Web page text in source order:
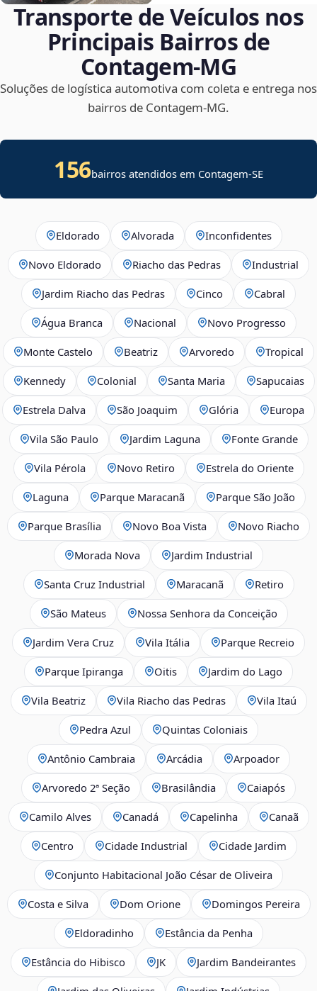
Transporte de Veículos nos
Principais Bairros de
Contagem‑MG
Soluções de logística automotiva com coleta e entrega nos
bairros de Contagem‑MG.
156bairros atendidos em Contagem-SE
Eldorado Alvorada Inconfidentes
Novo Eldorado Riacho das Pedras Industrial
Jardim Riacho das Pedras Cinco Cabral
Água Branca Nacional Novo Progresso
Monte Castelo Beatriz Arvoredo Tropical
Kennedy Colonial Santa Maria Sapucaias
Estrela Dalva São Joaquim Glória Europa
Vila São Paulo Jardim Laguna Fonte Grande
Vila Pérola Novo Retiro Estrela do Oriente
Laguna Parque Maracanã Parque São João
Parque Brasília Novo Boa Vista Novo Riacho
Morada Nova Jardim Industrial
Santa Cruz Industrial Maracanã Retiro
São Mateus Nossa Senhora da Conceição
Jardim Vera Cruz Vila Itália Parque Recreio
Parque Ipiranga Oitis Jardim do Lago
Vila Beatriz Vila Riacho das Pedras Vila Itaú
Pedra Azul Quintas Coloniais
Antônio Cambraia Arcádia Arpoador
Arvoredo 2ª Seção Brasilândia Caiapós
Camilo Alves Canadá Capelinha Canaã
Centro Cidade Industrial Cidade Jardim
Conjunto Habitacional João César de Oliveira
Costa e Silva Dom Orione Domingos Pereira
Eldoradinho Estância da Penha
Estância do Hibisco JK Jardim Bandeirantes